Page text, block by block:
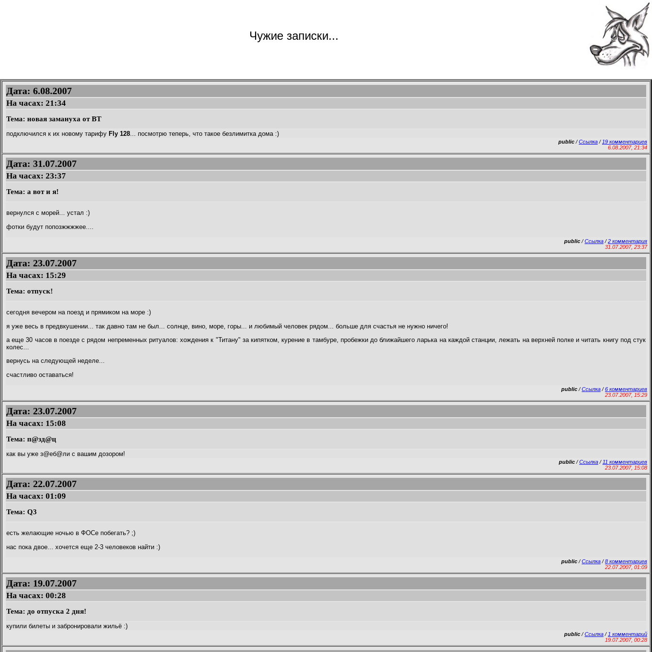
Чужие записки...
Дата: 6.08.2007
На часах: 21:34
Тема: новая замануха от ВТ
подключился к их новому тарифу Fly 128... посмотрю теперь, что такое безлимитка дома :)
public /Ссылка / 19 комментариев
6.08.2007, 21:34
Дата: 31.07.2007
На часах: 23:37
Тема: а вот и я!
вернулся с морей... устал :)
фотки будут попозжжжжее....
public /Ссылка /2 комментария
31.07.2007, 23:37
Дата: 23.07.2007
На часах: 15:29
Тема: отпуск!
сегодня вечером на поезд и прямиком на море :)
я уже весь в предвкушении... так давно там не был... солнце, вино, море, горы... и любимый человек рядом... больше для счастья не нужно ничего!
а еще 30 часов в поезде с рядом непременных ритуалов: хождения к "Титану" за кипятком, курение в тамбуре, пробежки до ближайшего ларька на каждой станции, лежать на верхней полке и читать книгу под стук
колес...
вернусь на следующей неделе...
счастливо оставаться!
public /Ссылка /6 комментариев
23.07.2007, 15:29
Дата: 23.07.2007
На часах: 15:08
Тема: п@зд@ц
как вы уже з@еб@ли с вашим дозором!
public /Ссылка / 11 комментариев
23.07.2007, 15:08
Дата: 22.07.2007
На часах: 01:09
Тема: Q3
есть желающие ночью в ФОСе побегать? ;)
нас пока двое... хочется еще 2-3 человеков найти :)
public /Ссылка /8 комментариев
22.07.2007, 01:09
Дата: 19.07.2007
На часах: 00:28
Тема: до отпуска 2 дня!
купили билеты и забронировали жильё :)
public /Ссылка / 1 комментарий
19.07.2007, 00:28